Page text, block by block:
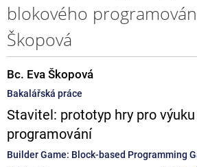
blokového
Škopová
Bc. Eva Škopová
Bakalářská práce
Stavitel: prototyp hry pro
programování
Builder Game: Block-based Programming